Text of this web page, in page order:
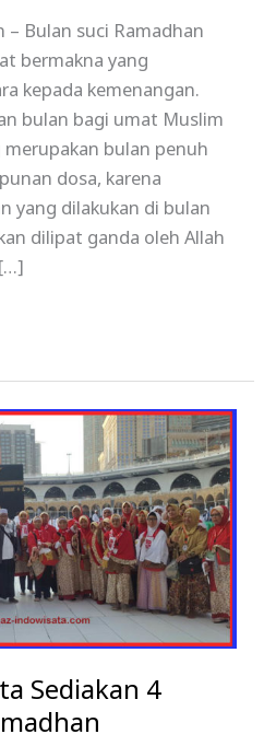
– Bulan suci Ramadhan
bermakna yang
kepada kemenangan.
bulan bagi umat Muslim
bulan penuh
dosa, karena
yang dilakukan di bulan
dilipat ganda oleh Allah
Sediakan 4